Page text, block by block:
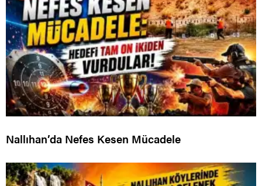
Nallıhan’da Nefes Kesen Mücadele